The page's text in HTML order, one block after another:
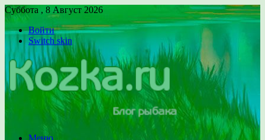
Суббота , 8 Август 2026
Войти
Switch skin
Меню